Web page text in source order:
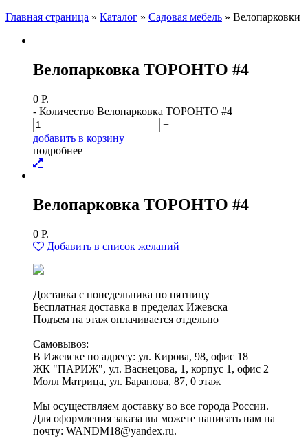
Главная страница » Каталог » Садовая мебель » Велопарковки
Велопарковка ТОРОНТО #4
0 Р.
- Количество Велопарковка ТОРОНТО #4
+
добавить в корзину
подробнее
Велопарковка ТОРОНТО #4
0 Р.
Добавить в список желаний
Доставка с понедельника по пятницу
Бесплатная доставка в пределах Ижевска
Подъем на этаж оплачивается отдельно
Самовывоз:
В Ижевске по адресу: ул. Кирова, 98, офис 18
ЖК "ПАРИЖ", ул. Васнецова, 1, корпус 1, офис 2
Молл Матрица, ул. Баранова, 87, 0 этаж
Мы осуществляем доставку во все города России.
Для оформления заказа вы можете написать нам на
почту: WANDM18@yandex.ru.